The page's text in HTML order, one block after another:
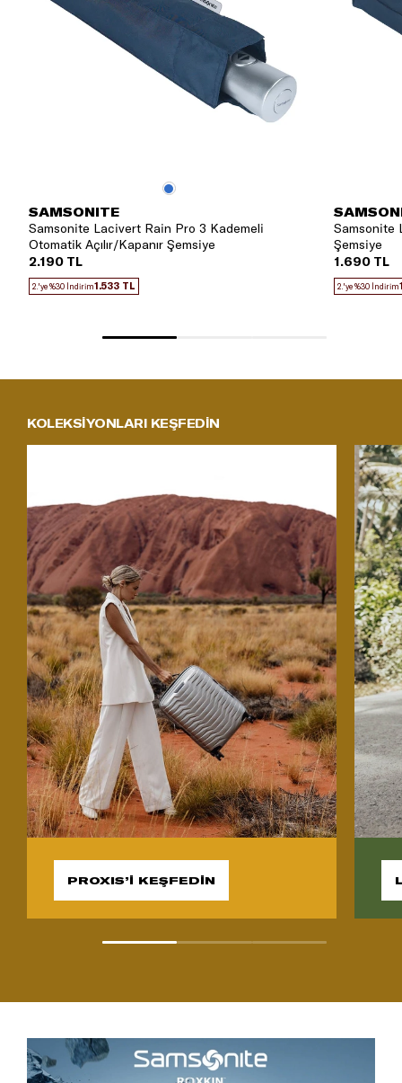
SAMSONITE
Samsonite Lacivert Rain Pro 3 Kademeli
Otomatik Açılır/Kapanır Şemsiye
2.190 TL
2.'ye %30 İndirim1.533 TL
Samsonite
Şemsiye
1.690 TL
2.'ye %30 İndirim
KOLEKSİYONLARI KEŞFEDİN
PROXIS’İ KEŞFEDİN